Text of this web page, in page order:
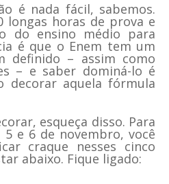
é nada fácil, sabemos.
longas horas de prova e
do ensino médio para
é que o Enem tem um
definido – assim como
– e saber dominá-lo é
decorar aquela fórmula
esqueça disso. Para
e 6 de novembro, você
craque nesses cinco
abaixo. Fique ligado: